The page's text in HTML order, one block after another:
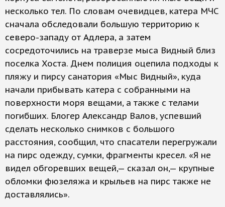
несколько тел. По словам очевидцев, катера МЧС
сначала обследовали большую территорию к
северо-западу от Адлера, а затем
сосредоточились на траверзе мыса Видный близ
поселка Хоста. Днем полиция оцепила подходы к
пляжу и пирсу санатория «Мыс Видный», куда
начали прибывать катера с собранными на
поверхности моря вещами, а также с телами
погибших. Блогер Александр Валов, успевший
сделать несколько снимков с большого
расстояния, сообщил, что спасатели перегружали
на пирс одежду, сумки, фрагменты кресел. «Я не
видел обгоревших вещей,— сказал он,— крупные
обломки фюзеляжа и крыльев на пирс также не
доставлялись».